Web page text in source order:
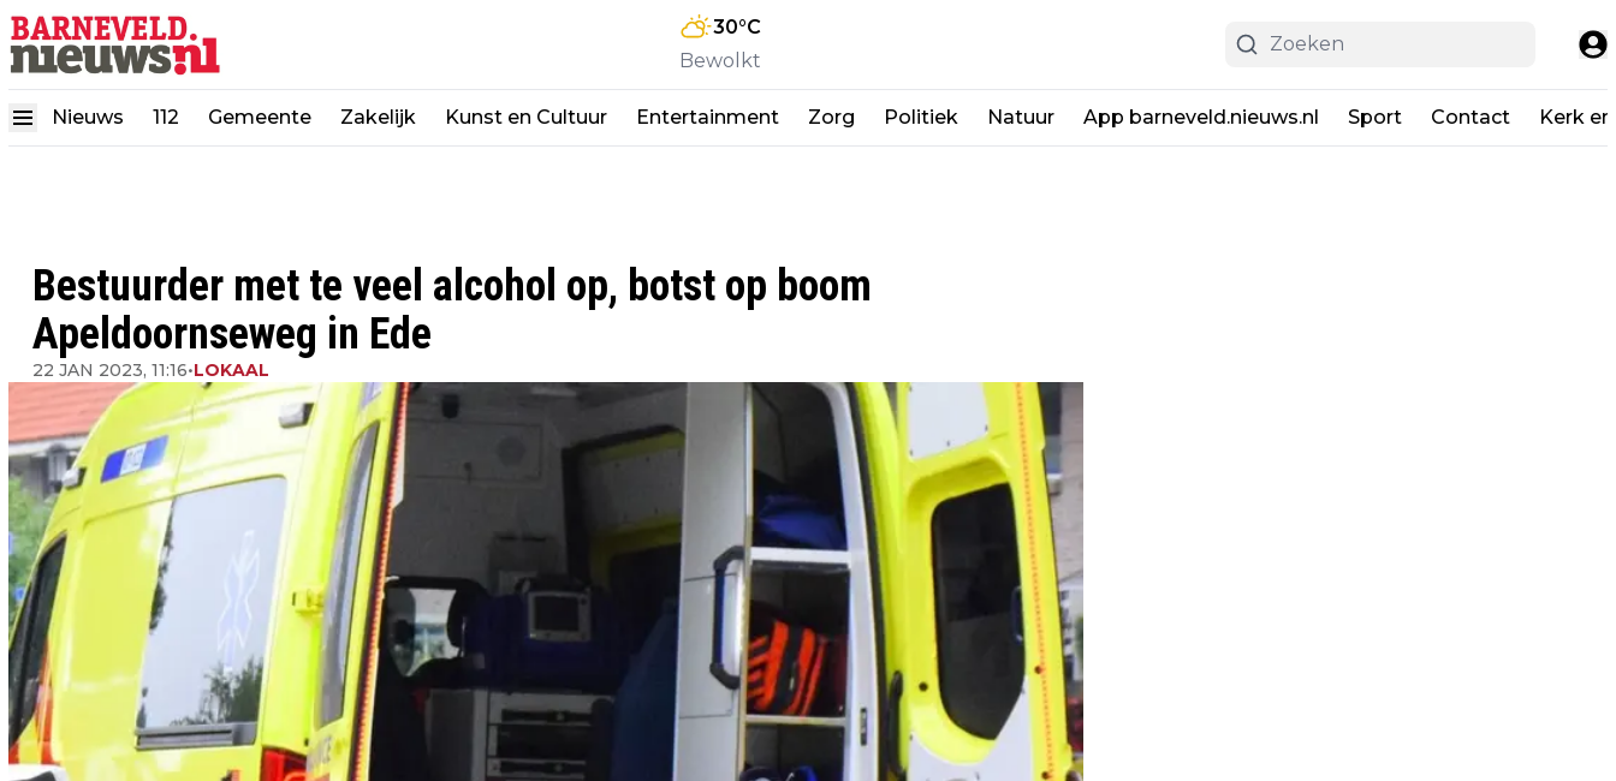
30°C
Bewolkt
Nieuws 112 Gemeente Zakelijk Kunst en Cultuur Entertainment Zorg Politiek Natuur App barneveld.nieuws.nl Sport Contact Kerk
Bestuurder met te veel alcohol op, botst op boom
Apeldoornseweg in Ede
22 JAN 2023, 11:16•LOKAAL